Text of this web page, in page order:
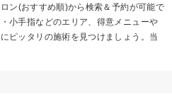
ン(おすすめ順)から検索＆予約が可能で
小手指などのエリア、得意メニューや
ピッタリの施術を見つけましょう。当